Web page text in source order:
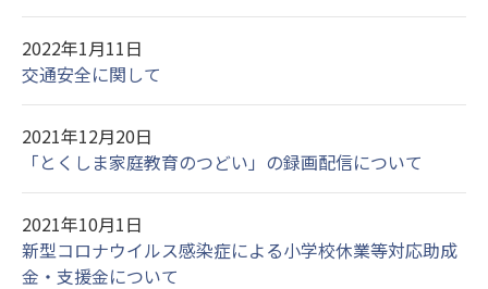
2022年1月11日
交通安全に関して
2021年12月20日
「とくしま家庭教育のつどい」の録画配信について
2021年10月1日
新型コロナウイルス感染症による小学校休業等対応助成
金・支援金について